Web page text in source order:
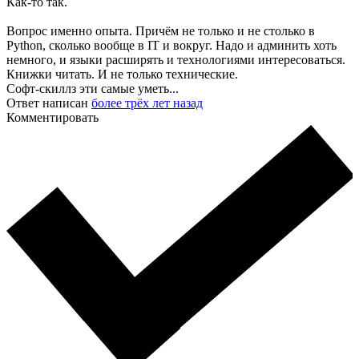
Вопрос именно опыта. Причём не только и не столько в
Python, сколько вообще в IT и вокруг. Надо и админить хоть
немного, и языки расширять и технологиями интересоваться.
Книжки читать. И не только технические.
Софт-скиллз эти самые уметь...
Ответ написан более трёх лет назад
Комментировать